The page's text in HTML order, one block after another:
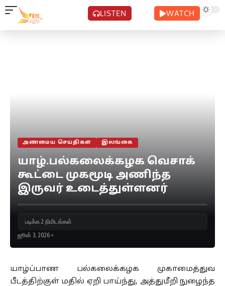
LISTEN WATCH
அண்மைய செய்திகள் இலங்கை
யாழ்.பல்கலைக்கழக வெசாக்
கூட்டை முகமூடி அணிந்த
இருவர் உடைத்துள்ளனர்
ஜூன் 3, 2026
படிக்க 2 நிமிடங்கள்
யாழ்ப்பாண பல்கலைக்கழக முகாமைத்துவ
பீடத்திற்குள் மதில் ஏறி பாய்ந்து, அத்துமீறி நுழைந்த